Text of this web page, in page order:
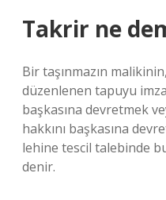
Takrir ne
Bir taşınmazın
düzenlenen tapuyu
başkasına devretmek
hakkını başkasına
lehine tescil talebinde
denir.